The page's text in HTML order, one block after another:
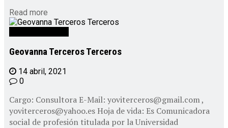
Read more
Geovanna Terceros Terceros
14 abril, 2021
0
Cargo: Consultora E-Mail: yoviterceros@gmail.com ,
yoviterceros@yahoo.es Hoja de vida: Es Comunicadora
social de profesión titulada por la Universidad